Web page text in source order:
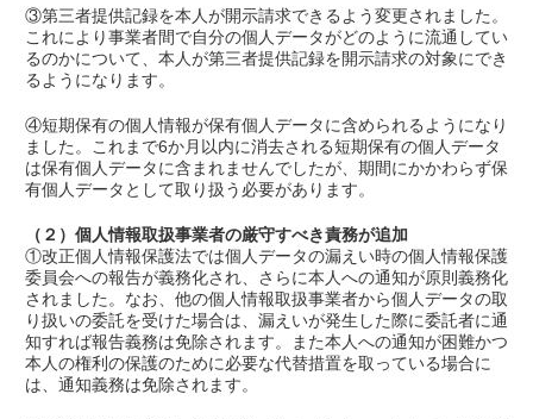
③第三者提供記録を本人が開示請求できるよう変更されました。
これにより事業者間で自分の個人データがどのように流通してい
るのかについて、本人が第三者提供記録を開示請求の対象にでき
るようになります。
④短期保有の個人情報が保有個人データに含められるようになり
ました。これまで6か月以内に消去される短期保有の個人データ
は保有個人データに含まれませんでしたが、期間にかかわらず保
有個人データとして取り扱う必要があります。
（２）個人情報取扱事業者の厳守すべき責務が追加
①改正個人情報保護法では個人データの漏えい時の個人情報保護
委員会への報告が義務化され、さらに本人への通知が原則義務化
されました。なお、他の個人情報取扱事業者から個人データの取
り扱いの委託を受けた場合は、漏えいが発生した際に委託者に通
知すれば報告義務は免除されます。また本人への通知が困難かつ
本人の権利の保護のために必要な代替措置を取っている場合に
は、通知義務は免除されます。